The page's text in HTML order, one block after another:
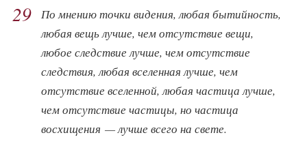
29
По мнению точки видения, любая бытийность,
любая вещь лучше, чем отсутствие вещи,
любое следствие лучше, чем отсутствие
следствия, любая вселенная лучше, чем
отсутствие вселенной, любая частица лучше,
чем отсутствие частицы, но частица
восхищения — лучше всего на свете.